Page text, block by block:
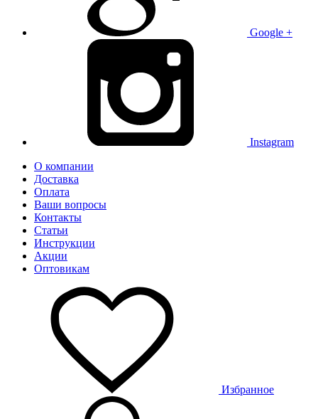
Google +
Instagram
О компании
Доставка
Оплата
Ваши вопросы
Контакты
Статьи
Инструкции
Акции
Оптовикам
Избранное